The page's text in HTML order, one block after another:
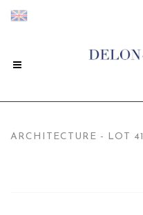
ARCHITECTURE - LOT 41